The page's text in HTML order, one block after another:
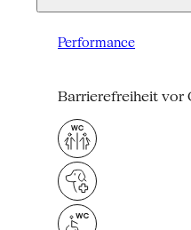
Performance
Barrierefreiheit vor